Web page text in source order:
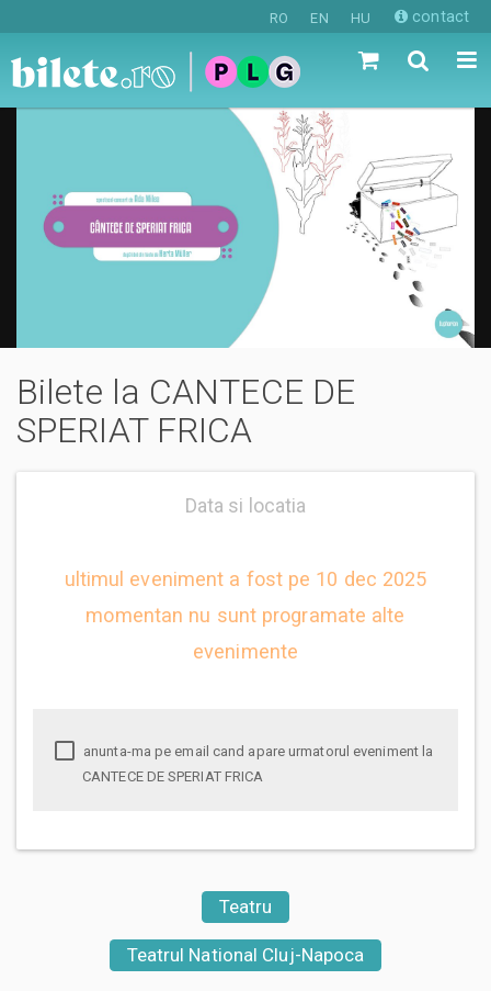
RO EN HU contact
Bilete la CANTECE DE
SPERIAT FRICA
Data si locatia
ultimul eveniment a fost pe 10 dec 2025
momentan nu sunt programate alte
evenimente
CANTECE DE SPERIAT FRICA
Teatru
Teatrul National Cluj-Napoca